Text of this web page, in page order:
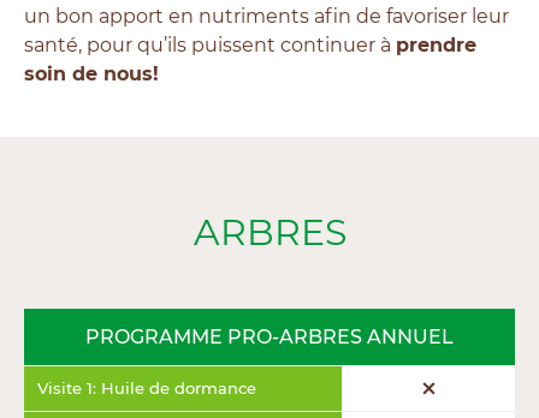
un bon apport en nutriments afin de favoriser leur
santé, pour qu’ils puissent continuer à prendre
soin de nous!
ARBRES
PROGRAMME PRO-ARBRES ANNUEL
Visite 1: Huile de dormance